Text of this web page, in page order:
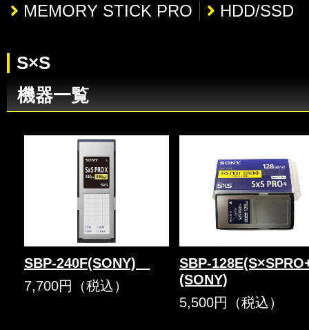
MEMORY STICK PRO
HDD/
S×S
機器一覧
SBP-240F(SONY)
7,700円（税込）
SBP-
(SONY)
5,500円（税込）